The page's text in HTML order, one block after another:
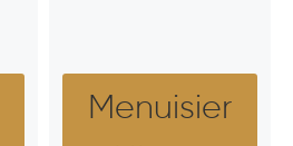
Menuisier